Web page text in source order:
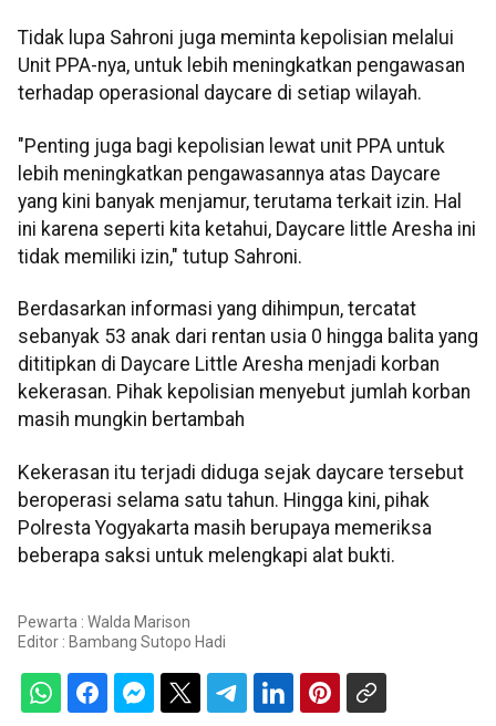
Tidak lupa Sahroni juga meminta kepolisian melalui
Unit PPA-nya, untuk lebih meningkatkan pengawasan
terhadap operasional daycare di setiap wilayah.
"Penting juga bagi kepolisian lewat unit PPA untuk
lebih meningkatkan pengawasannya atas Daycare
yang kini banyak menjamur, terutama terkait izin. Hal
ini karena seperti kita ketahui, Daycare little Aresha ini
tidak memiliki izin," tutup Sahroni.
Berdasarkan informasi yang dihimpun, tercatat
sebanyak 53 anak dari rentan usia 0 hingga balita yang
dititipkan di Daycare Little Aresha menjadi korban
kekerasan. Pihak kepolisian menyebut jumlah korban
masih mungkin bertambah
Kekerasan itu terjadi diduga sejak daycare tersebut
beroperasi selama satu tahun. Hingga kini, pihak
Polresta Yogyakarta masih berupaya memeriksa
beberapa saksi untuk melengkapi alat bukti.
Pewarta : Walda Marison
Editor : Bambang Sutopo Hadi